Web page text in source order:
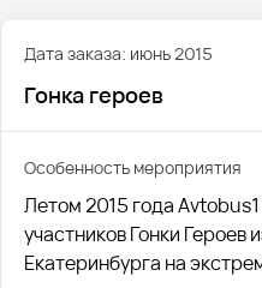
Дата заказа: июнь 2015
Гонка героев
Особенность мероприятия
Летом 2015 года
участников Гонки Героев
Екатеринбурга на